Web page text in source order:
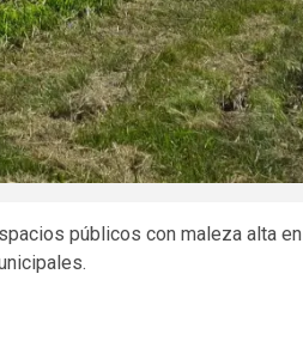
públicos con maleza alta en